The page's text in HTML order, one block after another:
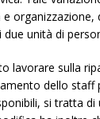
unità di
lavorare sulla
dello staff
si tratta